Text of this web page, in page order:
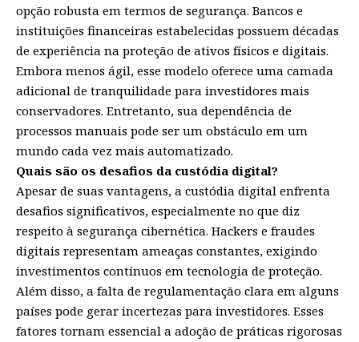
opção robusta em termos de segurança. Bancos e
instituições financeiras estabelecidas possuem décadas
de experiência na proteção de ativos físicos e digitais.
Embora menos ágil, esse modelo oferece uma camada
adicional de tranquilidade para investidores mais
conservadores. Entretanto, sua dependência de
processos manuais pode ser um obstáculo em um
mundo cada vez mais automatizado.
Quais são os desafios da custódia digital?
Apesar de suas vantagens, a custódia digital enfrenta
desafios significativos, especialmente no que diz
respeito à segurança cibernética. Hackers e fraudes
digitais representam ameaças constantes, exigindo
investimentos contínuos em tecnologia de proteção.
Além disso, a falta de regulamentação clara em alguns
países pode gerar incertezas para investidores. Esses
fatores tornam essencial a adoção de práticas rigorosas